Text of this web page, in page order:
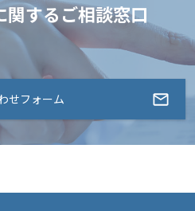
関するご相談窓口
せフォーム